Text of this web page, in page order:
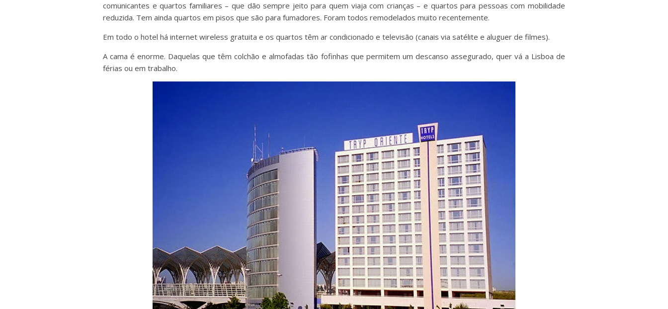
comunicantes e quartos familiares – que dão sempre jeito para quem viaja com crianças – e quartos para pessoas com mobilidade
reduzida. Tem ainda quartos em pisos que são para fumadores. Foram todos remodelados muito recentemente.
Em todo o hotel há internet wireless gratuita e os quartos têm ar condicionado e televisão (canais via satélite e aluguer de filmes).
A cama é enorme. Daquelas que têm colchão e almofadas tão fofinhas que permitem um descanso assegurado, quer vá a Lisboa de
férias ou em trabalho.